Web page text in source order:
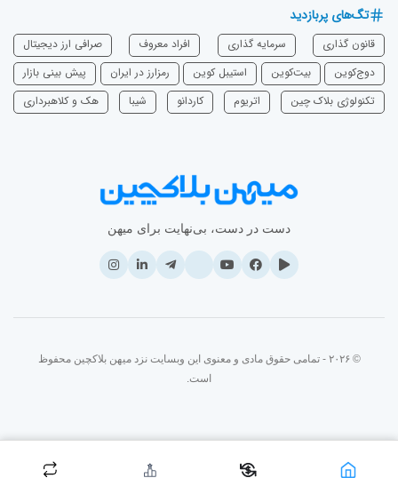
تگ‌های پربازدید
قانون گذاری سرمایه‌ گذاری افراد معروف
صرافی ارز دیجیتال
دوج‌کوین
بیت‌کوین استیبل کوین رمزارز در ایران
پیش بینی بازار
تکنولوژی بلاک چین
اتریوم ‌کاردانو شیبا هک و کلاهبرداری
دست در دست، بی‌نهایت برای میهن
© ۲۰۲۶ - تمامی حقوق مادی و معنوی این وبسایت نزد میهن بلاکچین محفوظ
است.